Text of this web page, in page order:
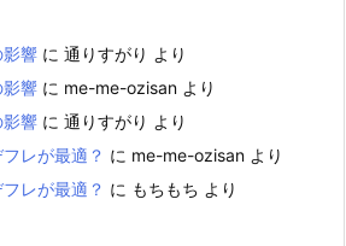
影響 に 通りすがり より
影響 に me-me-ozisan より
影響 に 通りすがり より
レが最適？ に me-me-ozisan より
レが最適？ に もちもち より